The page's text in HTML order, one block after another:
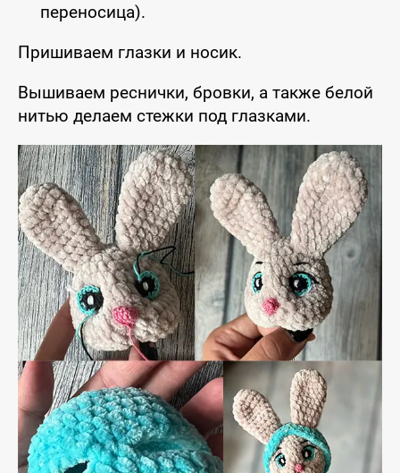
переносица).
Пришиваем глазки и носик.
Вышиваем реснички, бровки, а также белой
нитью делаем стежки под глазками.